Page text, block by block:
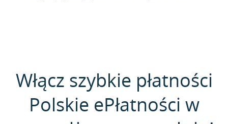
Włącz szybkie płatności
Polskie ePłatności w